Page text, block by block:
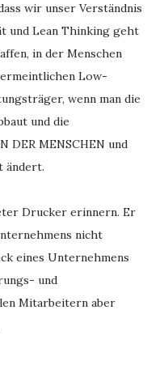
wir unser Verständnis
und Lean Thinking geht
in der Menschen
Low-
wenn man die
und die
DER MENSCHEN und
ändert.
Drucker erinnern. Er
nicht
eines Unternehmens
und
Mitarbeitern aber